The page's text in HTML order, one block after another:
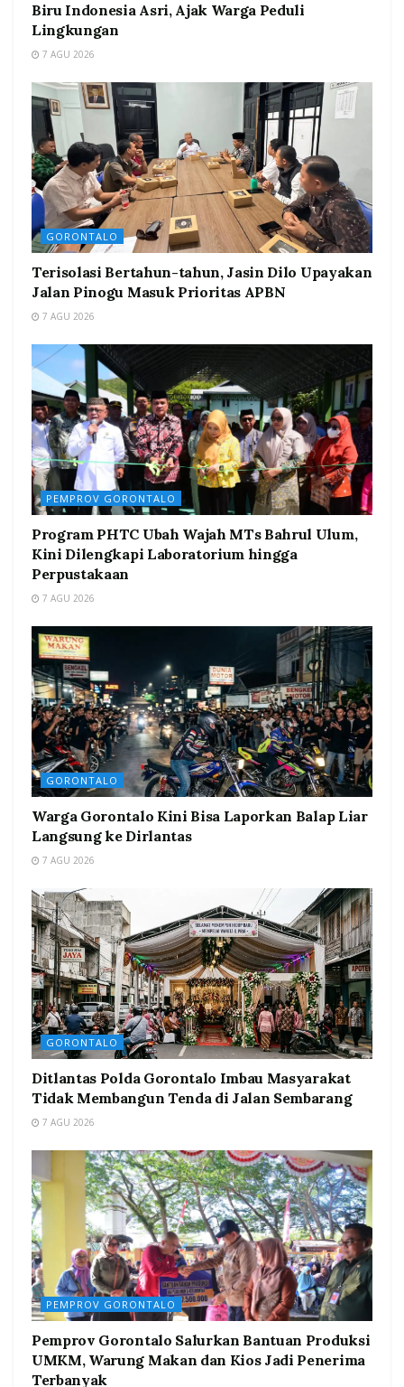
Biru Indonesia Asri, Ajak Warga Peduli
Lingkungan
7 AGU 2026
GORONTALO
Terisolasi Bertahun-tahun, Jasin Dilo Upayakan
Jalan Pinogu Masuk Prioritas APBN
7 AGU 2026
PEMPROV GORONTALO
Program PHTC Ubah Wajah MTs Bahrul Ulum,
Kini Dilengkapi Laboratorium hingga
Perpustakaan
7 AGU 2026
GORONTALO
Warga Gorontalo Kini Bisa Laporkan Balap Liar
Langsung ke Dirlantas
7 AGU 2026
GORONTALO
Ditlantas Polda Gorontalo Imbau Masyarakat
Tidak Membangun Tenda di Jalan Sembarang
7 AGU 2026
PEMPROV GORONTALO
Pemprov Gorontalo Salurkan Bantuan Produksi
UMKM, Warung Makan dan Kios Jadi Penerima
Terbanyak